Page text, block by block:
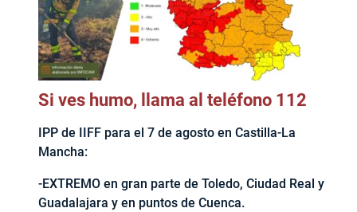
Si ves humo, llama al teléfono 112
IPP de IIFF para el 7 de agosto en Castilla-La
Mancha:
-EXTREMO en gran parte de Toledo, Ciudad Real y
Guadalajara y en puntos de Cuenca.